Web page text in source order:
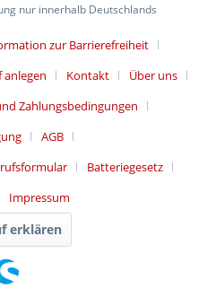
nur innerhalb Deutschlands
zur Barrierefreiheit
anlegen Kontakt
Über uns
Zahlungsbedingungen
AGB
Batteriegesetz
Impressum
erklären